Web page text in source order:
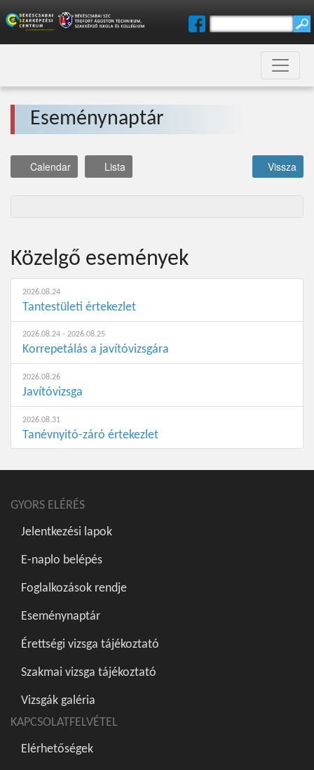
Eseménynaptár
Calendar Lista Vissza
Közelgő események
2026.08.24
Tantestületi értekezlet
2026.08.24 - 2026.08.25
Korrepetálás a javítóvizsgára
2026.08.26
Javítóvizsga
2026.08.31
Tanévnyitó-záró értekezlet
GYORS ELÉRÉS
Jelentkezési lapok
E-naplo belépés
Foglalkozások rendje
Eseménynaptár
Érettségi vizsga tájékoztató
Szakmai vizsga tájékoztató
Vizsgák galéria
KAPCSOLATFELVÉTEL
Elérhetőségek